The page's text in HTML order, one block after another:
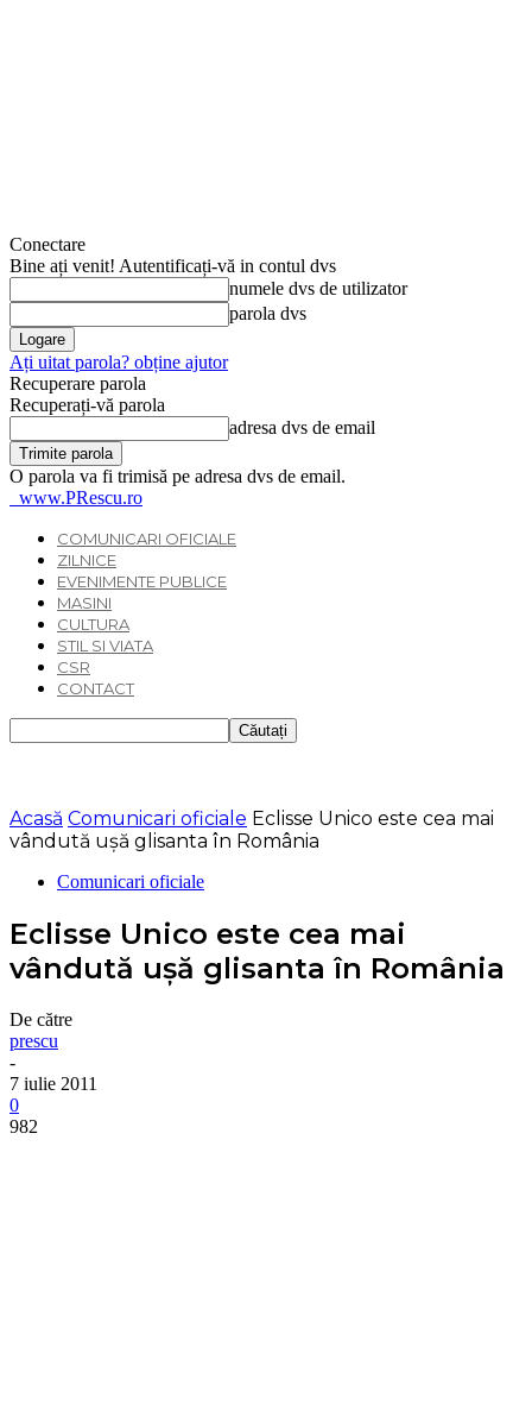
Conectare
Bine ați venit! Autentificați-vă in contul dvs
numele dvs de utilizator
parola dvs
Ați uitat parola? obține ajutor
Recuperare parola
Recuperați-vă parola
adresa dvs de email
O parola va fi trimisă pe adresa dvs de email.
www.PRescu.ro
COMUNICARI OFICIALE
ZILNICE
EVENIMENTE PUBLICE
MASINI
CULTURA
STIL SI VIATA
CSR
CONTACT
Acasă Comunicari oficiale Eclisse Unico este cea mai
vândută uşă glisanta în România
Comunicari oficiale
Eclisse Unico este cea mai
vândută uşă glisanta în România
De către
prescu
-
7 iulie 2011
0
982